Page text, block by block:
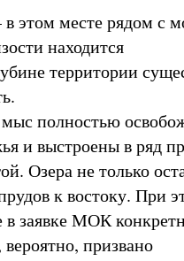
этом месте рядом с
находится
территории
полностью
и выстроены в ряд
Озера не только
к востоку. При
в заявке МОК
призвано